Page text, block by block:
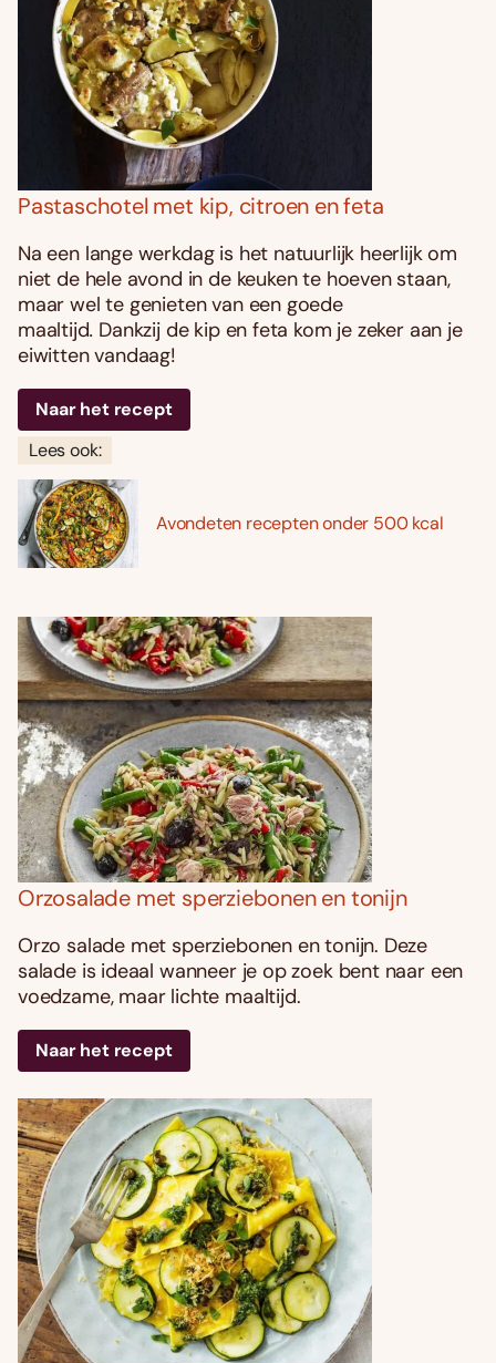
Pastaschotel met kip, citroen en feta
Na een lange werkdag is het natuurlijk heerlijk om
niet de hele avond in de keuken te hoeven staan,
maar wel te genieten van een goede
maaltijd. Dankzij de kip en feta kom je zeker aan je
eiwitten vandaag!
Naar het recept
Lees ook:
Avondeten recepten onder 500 kcal
Orzosalade met sperziebonen en tonijn
Orzo salade met sperziebonen en tonijn. Deze
salade is ideaal wanneer je op zoek bent naar een
voedzame, maar lichte maaltijd.
Naar het recept